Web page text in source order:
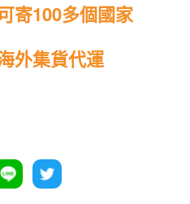
寄100多個國家
外集貨代運